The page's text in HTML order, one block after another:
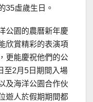
35虛歲生日。
公園的農曆新年慶
欣賞精彩的表演項
更能慶祝他們的公
至2月5日期間入場
及海洋公園合作伙
遊人於假期期間都